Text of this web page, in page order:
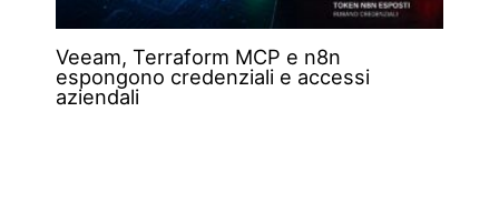
Veeam, Terraform MCP e n8n
espongono credenziali e accessi
aziendali